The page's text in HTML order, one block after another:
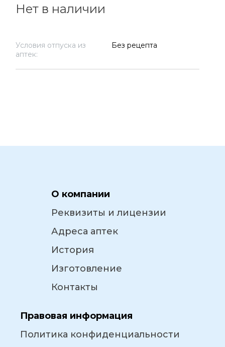
Нет в наличии
Условия отпуска из
аптек:
Без рецепта
О компании
Реквизиты и лицензии
Адреса аптек
История
Изготовление
Контакты
Правовая информация
Политика конфиденциальности